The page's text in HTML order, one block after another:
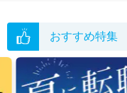
おすすめ特集